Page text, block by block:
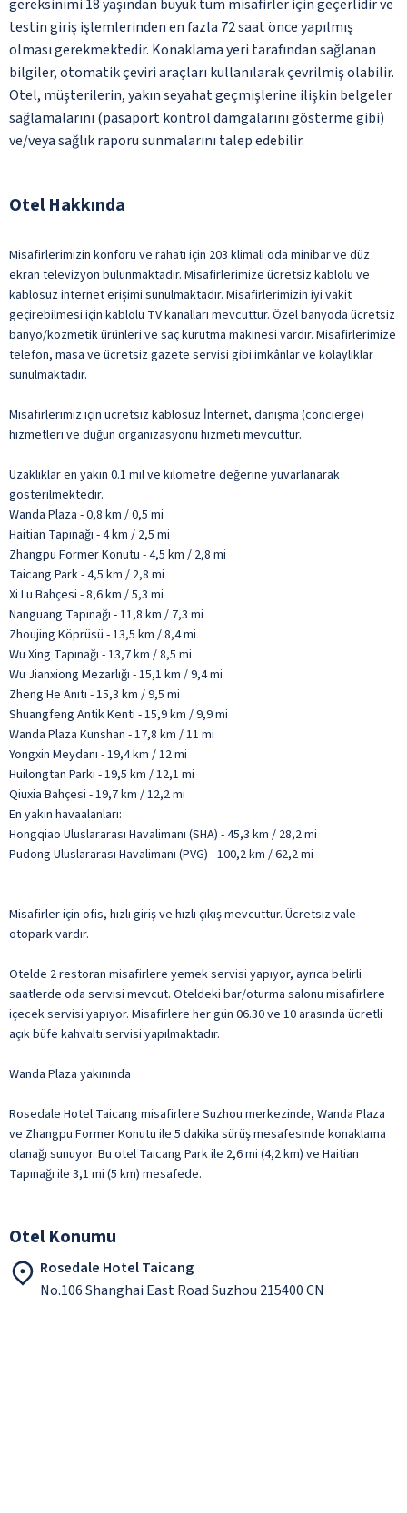
gereksinimi 18 yaşından büyük tüm misafirler için geçerlidir ve
testin giriş işlemlerinden en fazla 72 saat önce yapılmış
olması gerekmektedir. Konaklama yeri tarafından sağlanan
bilgiler, otomatik çeviri araçları kullanılarak çevrilmiş olabilir.
Otel, müşterilerin, yakın seyahat geçmişlerine ilişkin belgeler
sağlamalarını (pasaport kontrol damgalarını gösterme gibi)
ve/veya sağlık raporu sunmalarını talep edebilir.
Otel Hakkında
Misafirlerimizin konforu ve rahatı için 203 klimalı oda minibar ve düz
ekran televizyon bulunmaktadır. Misafirlerimize ücretsiz kablolu ve
kablosuz internet erişimi sunulmaktadır. Misafirlerimizin iyi vakit
geçirebilmesi için kablolu TV kanalları mevcuttur. Özel banyoda ücretsiz
banyo/kozmetik ürünleri ve saç kurutma makinesi vardır. Misafirlerimize
telefon, masa ve ücretsiz gazete servisi gibi imkânlar ve kolaylıklar
sunulmaktadır.
Misafirlerimiz için ücretsiz kablosuz İnternet, danışma (concierge)
hizmetleri ve düğün organizasyonu hizmeti mevcuttur.
Uzaklıklar en yakın 0.1 mil ve kilometre değerine yuvarlanarak
gösterilmektedir.
Wanda Plaza - 0,8 km / 0,5 mi
Haitian Tapınağı - 4 km / 2,5 mi
Zhangpu Former Konutu - 4,5 km / 2,8 mi
Taicang Park - 4,5 km / 2,8 mi
Xi Lu Bahçesi - 8,6 km / 5,3 mi
Nanguang Tapınağı - 11,8 km / 7,3 mi
Zhoujing Köprüsü - 13,5 km / 8,4 mi
Wu Xing Tapınağı - 13,7 km / 8,5 mi
Wu Jianxiong Mezarlığı - 15,1 km / 9,4 mi
Zheng He Anıtı - 15,3 km / 9,5 mi
Shuangfeng Antik Kenti - 15,9 km / 9,9 mi
Wanda Plaza Kunshan - 17,8 km / 11 mi
Yongxin Meydanı - 19,4 km / 12 mi
Huilongtan Parkı - 19,5 km / 12,1 mi
Qiuxia Bahçesi - 19,7 km / 12,2 mi
En yakın havaalanları:
Hongqiao Uluslararası Havalimanı (SHA) - 45,3 km / 28,2 mi
Pudong Uluslararası Havalimanı (PVG) - 100,2 km / 62,2 mi
Misafirler için ofis, hızlı giriş ve hızlı çıkış mevcuttur. Ücretsiz vale
otopark vardır.
Otelde 2 restoran misafirlere yemek servisi yapıyor, ayrıca belirli
saatlerde oda servisi mevcut. Oteldeki bar/oturma salonu misafirlere
içecek servisi yapıyor. Misafirlere her gün 06.30 ve 10 arasında ücretli
açık büfe kahvaltı servisi yapılmaktadır.
Wanda Plaza yakınında
Rosedale Hotel Taicang misafirlere Suzhou merkezinde, Wanda Plaza
ve Zhangpu Former Konutu ile 5 dakika sürüş mesafesinde konaklama
olanağı sunuyor. Bu otel Taicang Park ile 2,6 mi (4,2 km) ve Haitian
Tapınağı ile 3,1 mi (5 km) mesafede.
Otel Konumu
Rosedale Hotel Taicang
No.106 Shanghai East Road Suzhou 215400 CN